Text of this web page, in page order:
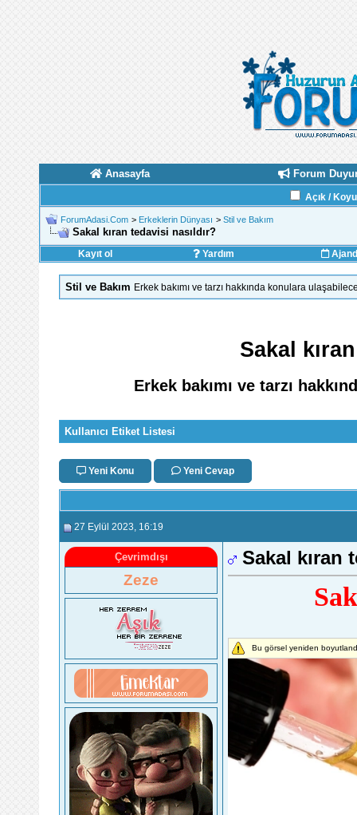
Anasayfa Forum
Açık /
ForumAdasi.Com > Erkeklerin Dünyası > Stil ve Bakım
Sakal kıran tedavisi nasıldır?
Kayıt ol Yardım
Stil ve Bakım Erkek bakımı ve tarzı hakkında konulara
Sakal
Erkek bakımı ve tarzı
Kullanıcı Etiket Listesi
Yeni Konu Yeni Cevap
27 Eylül 2023 , 16:19
Çevrimdışı
Zeze
Sakal kıran
Bu görsel yeniden